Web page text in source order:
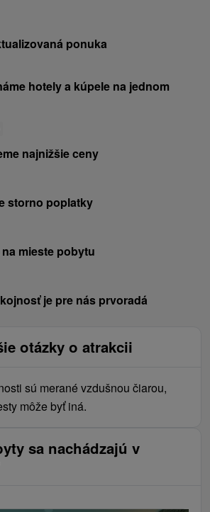
ponuka
hotely a kúpele na jednom
najnižšie ceny
storno poplatky
na mieste pobytu
je pre nás prvoradá
otázky o atrakcii
sú merané vzdušnou čiarou,
môže byť iná.
sa nachádzajú v